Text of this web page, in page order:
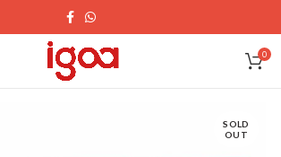
0
SOLD
OUT